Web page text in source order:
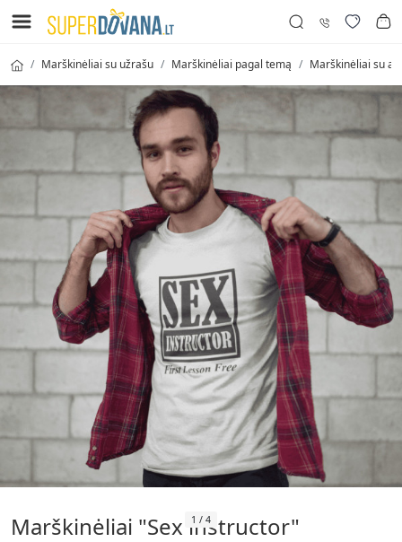
Marškinėliai su užrašu Marškinėliai pagal temą Marškinėliai su
1 / 4
Marškinėliai "Sex instructor"